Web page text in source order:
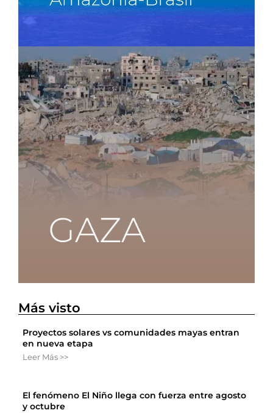
Más visto
Proyectos solares vs comunidades mayas entran
en nueva etapa
Leer Más >>
El fenómeno El Niño llega con fuerza entre agosto
y octubre